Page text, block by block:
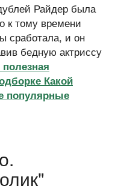
Райдер была
к тому времени
сработала, и он
бедную актриссу
Какой
популярные